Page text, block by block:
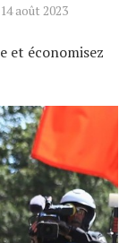
août 2023
et économisez